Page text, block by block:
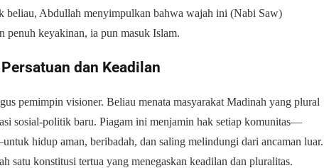
beliau, Abdullah menyimpulkan bahwa wajah ini (Nabi Saw)
penuh keyakinan, ia pun masuk Islam.
dan Keadilan
pemimpin visioner. Beliau menata masyarakat Madinah yang plural
sosial-politik baru. Piagam ini menjamin hak setiap komunitas—
hidup aman, beribadah, dan saling melindungi dari ancaman luar.
satu konstitusi tertua yang menegaskan keadilan dan pluralitas.